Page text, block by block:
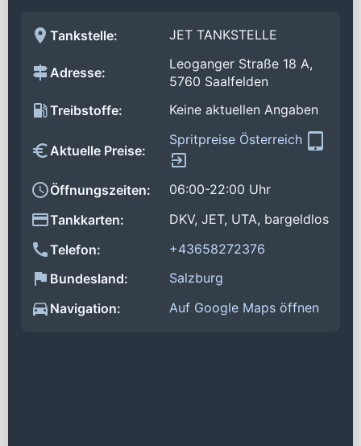
Tankstelle: JET TANKSTELLE
Adresse:
Leoganger Straße 18 A,
5760 Saalfelden
Treibstoffe:
Keine aktuellen Angaben
Aktuelle Preise:
Spritpreise Österreich
Öffnungszeiten:
06:00-22:00 Uhr
Tankkarten:
DKV, JET, UTA, bargeldlos
Telefon:
+43658272376
Bundesland:
Salzburg
Navigation:
Auf Google Maps öffnen